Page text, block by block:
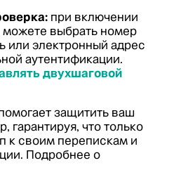
при включении
выбрать номер
или электронный адрес
аутентификации.
двухшаговой
защитить ваш
гарантируя, что только
к своим перепискам и
Подробнее о